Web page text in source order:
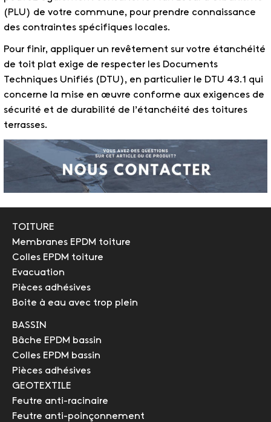
(PLU) de votre commune, pour prendre connaissance
des contraintes spécifiques locales.
Pour finir, appliquer un revêtement sur votre étanchéité
de toit plat exige de respecter les Documents
Techniques Unifiés (DTU), en particulier le DTU 43.1 qui
concerne la mise en œuvre conforme aux exigences de
sécurité et de durabilité de l’étanchéité des toitures
terrasses.
TOITURE
Membranes EPDM toiture
Colles EPDM toiture
Evacuation
Pièces adhésives
Boite à eau avec trop plein
BASSIN
Bâche EPDM bassin
Colles EPDM bassin
Pièces adhésives
GEOTEXTILE
Feutre anti-racinaire
Feutre anti-poinçonnement